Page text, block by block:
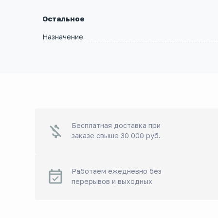
Остальное
Назначение
Бесплатная доставка при
заказе свыше 30 000 руб.
Работаем ежедневно без
перерывов и выходных